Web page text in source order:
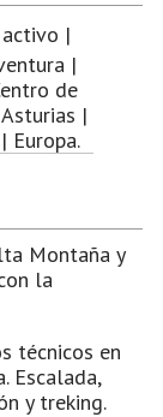
|
|
de
|
Europa.
Montaña y
la
técnicos en
Escalada,
y treking.